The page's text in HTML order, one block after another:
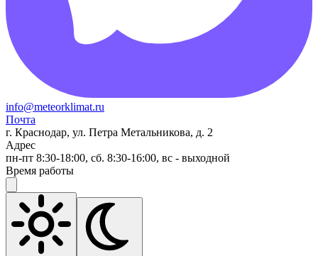
info@meteorklimat.ru
Почта
г. Краснодар, ул. Петра Метальникова, д. 2
Адрес
пн-пт 8:30-18:00, сб. 8:30-16:00, вс - выходной
Время работы